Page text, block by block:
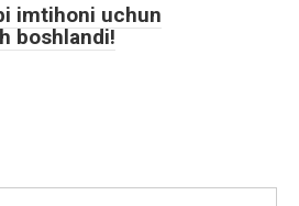
imtihoni uchun
boshlandi!